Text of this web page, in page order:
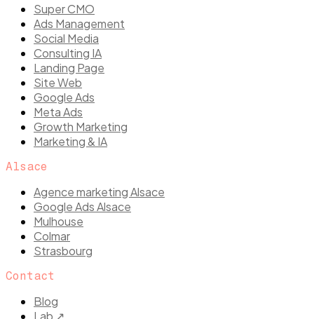
Super CMO
Ads Management
Social Media
Consulting IA
Landing Page
Site Web
Google Ads
Meta Ads
Growth Marketing
Marketing & IA
Alsace
Agence marketing Alsace
Google Ads Alsace
Mulhouse
Colmar
Strasbourg
Contact
Blog
Lab ↗